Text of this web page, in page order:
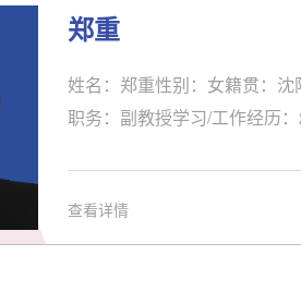
学英语课堂多样性活动研究沈
大学教学/指导研究生情况：讲
生大学英语读写和视听说课程
担成人教育大学英语教学任务
郑重
姓名：郑重性别：女籍贯：沈
职务：副教授学习/工作经历
学硕士学位2013年获辽宁师
语国际教育硕士学位2015年
查看详情